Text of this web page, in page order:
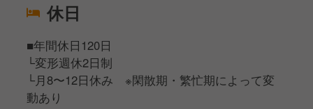
休日
■年間休日120日
└変形週休2日制
└月8〜12日休み ※閑散期・繁忙期によって変
動あり